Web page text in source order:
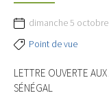
dimanche 5
Point de vue
LETTRE OUVERTE
SÉNÉGAL